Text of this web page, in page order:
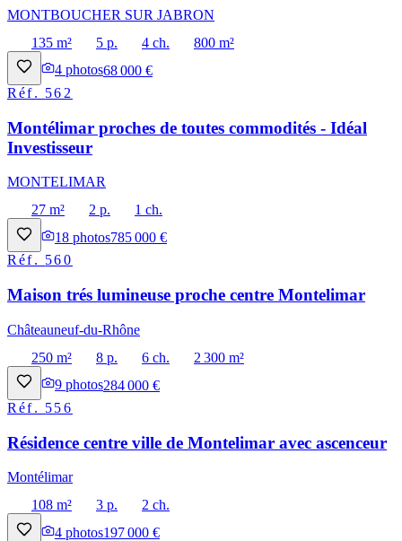
MONTBOUCHER SUR JABRON
135 m²
5 p. 4 ch.
800 m²
4 photos68 000 €
Réf. 562
Montélimar proches de toutes commodités - Idéal
Investisseur
MONTELIMAR
27 m²
2 p.
1 ch.
18 photos785 000 €
Réf. 560
Maison trés lumineuse proche centre Montelimar
Châteauneuf-du-Rhône
250 m²
8 p. 6 ch.
2 300 m²
9 photos284 000 €
Réf. 556
Résidence centre ville de Montelimar avec ascenceur
Montélimar
108 m²
3 p.
2 ch.
4 photos197 000 €